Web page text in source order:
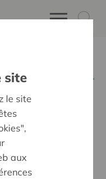
site
le site
aux